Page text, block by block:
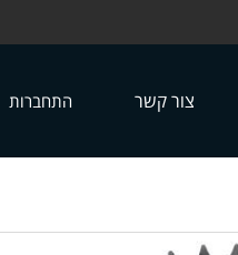
צור קשר התחברות